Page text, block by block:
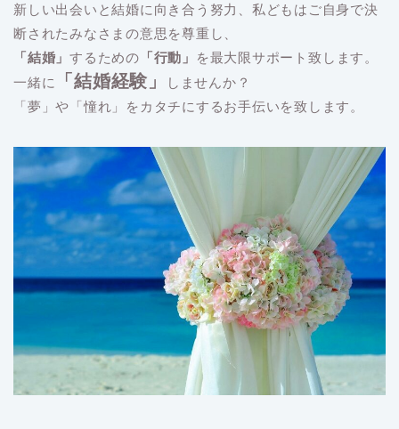
新しい出会いと結婚に向き合う努力、私どもはご自身で決
断されたみなさまの意思を尊重し、
「結婚」するための 「行動」
を最大限サポート致します。
一緒に
「結婚経験」
しませんか？
「夢」や「憧れ」をカタチにするお手伝いを致します。